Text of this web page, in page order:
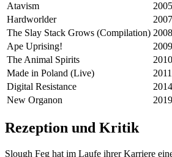
Atavism
2005
Hardworlder
2007
The Slay Stack Grows (Compilation) 2008
Ape Uprising!
2009
The Animal Spirits
2010
Made in Poland (Live)
2011
Digital Resistance
2014
New Organon
2019
Rezeption und Kritik
Slough Feg hat im Laufe ihrer Karriere